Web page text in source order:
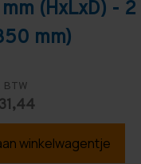
(HxLxD) - 2
mm)
BTW
winkelwagentje